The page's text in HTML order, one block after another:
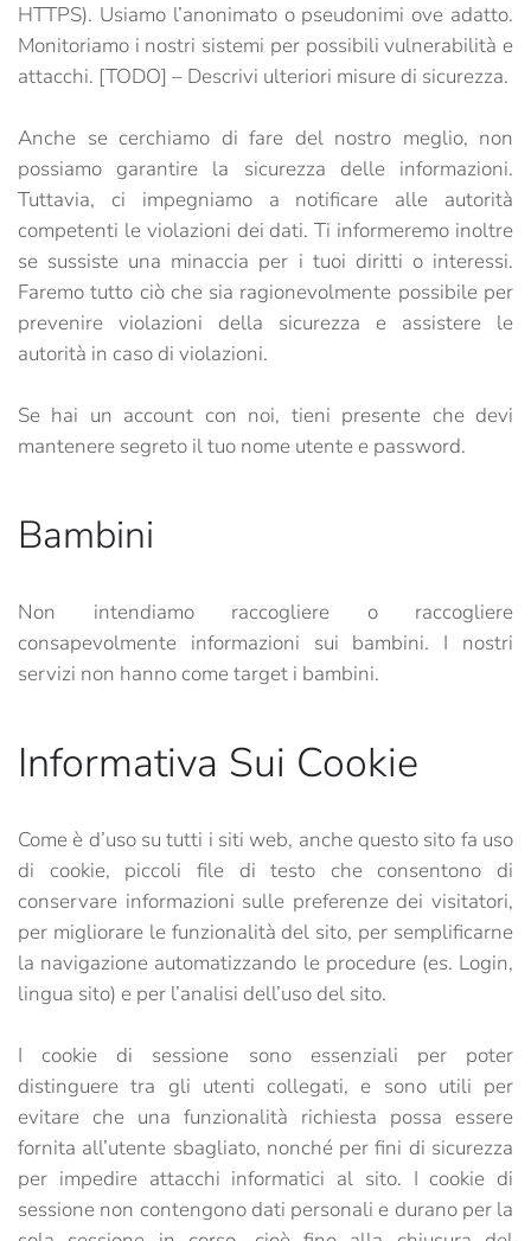
HTTPS). Usiamo l’anonimato o pseudonimi ove adatto.
Monitoriamo i nostri sistemi per possibili vulnerabilità e
attacchi. [TODO] – Descrivi ulteriori misure di sicurezza.
Anche se cerchiamo di fare del nostro meglio, non
possiamo garantire la sicurezza delle informazioni.
Tuttavia, ci impegniamo a notificare alle autorità
competenti le violazioni dei dati. Ti informeremo inoltre
se sussiste una minaccia per i tuoi diritti o interessi.
Faremo tutto ciò che sia ragionevolmente possibile per
prevenire violazioni della sicurezza e assistere le
autorità in caso di violazioni.
Se hai un account con noi, tieni presente che devi
mantenere segreto il tuo nome utente e password.
Bambini
Non intendiamo raccogliere o raccogliere
consapevolmente informazioni sui bambini. I nostri
servizi non hanno come target i bambini.
Informativa Sui Cookie
Come è d’uso su tutti i siti web, anche questo sito fa uso
di cookie, piccoli file di testo che consentono di
conservare informazioni sulle preferenze dei visitatori,
per migliorare le funzionalità del sito, per semplificarne
la navigazione automatizzando le procedure (es. Login,
lingua sito) e per l’analisi dell’uso del sito.
I cookie di sessione sono essenziali per poter
distinguere tra gli utenti collegati, e sono utili per
evitare che una funzionalità richiesta possa essere
fornita all’utente sbagliato, nonché per fini di sicurezza
per impedire attacchi informatici al sito. I cookie di
sessione non contengono dati personali e durano per la